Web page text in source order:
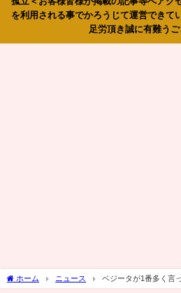
を利用される事でかろうじて運営できて
足労頂き誠に有難うご
ホーム ニュース ベジータが1番多く言